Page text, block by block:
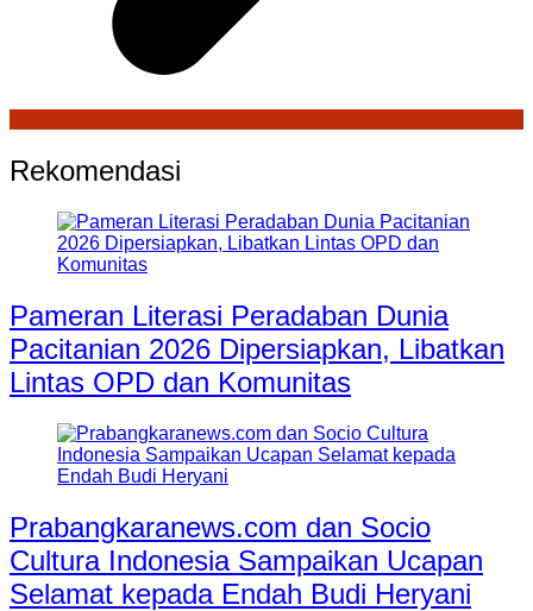
Rekomendasi
Pameran Literasi Peradaban Dunia
Pacitanian 2026 Dipersiapkan, Libatkan
Lintas OPD dan Komunitas
Prabangkaranews.com dan Socio
Cultura Indonesia Sampaikan Ucapan
Selamat kepada Endah Budi Heryani